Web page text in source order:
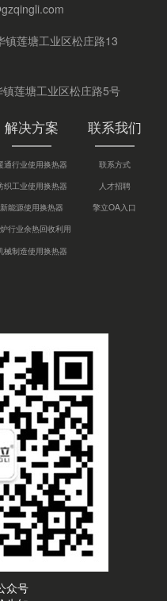
镇莲塘工业区松庄路13
莲塘工业区松庄路5号
解决方案
通行业使用换热器
织工业使用换热器
新能源使用换热器
行业余热回收利用
械制造使用换热器
联系我们
联系方式
人才招聘
擎立OA入口
众号